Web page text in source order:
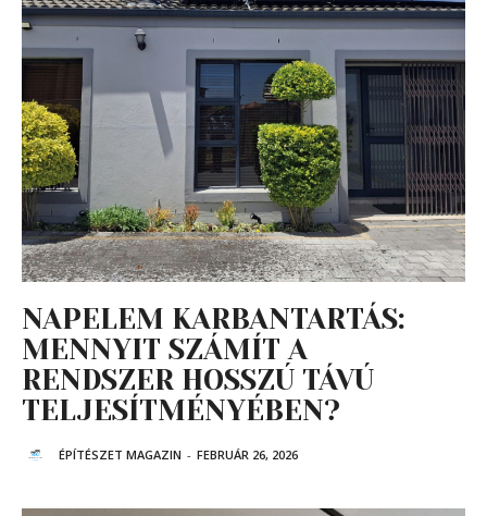
NAPELEM KARBANTARTÁS:
MENNYIT SZÁMÍT A
RENDSZER HOSSZÚ TÁVÚ
TELJESÍTMÉNYÉBEN?
ÉPÍTÉSZET MAGAZIN - FEBRUÁR 26, 2026